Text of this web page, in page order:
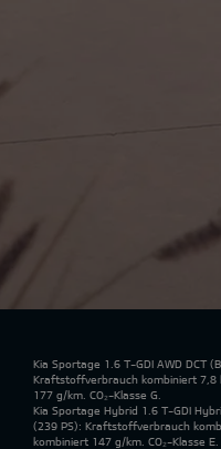
Kia Sportage 1.6 T-GDI AWD DCT
Kraftstoffverbrauch kombiniert 7,8
177 g/km. CO₂-Klasse G.
Kia Sportage Hybrid 1.6 T-GDI
(239 PS): Kraftstoffverbrauch
kombiniert 147 g/km. CO₂-Klasse E.